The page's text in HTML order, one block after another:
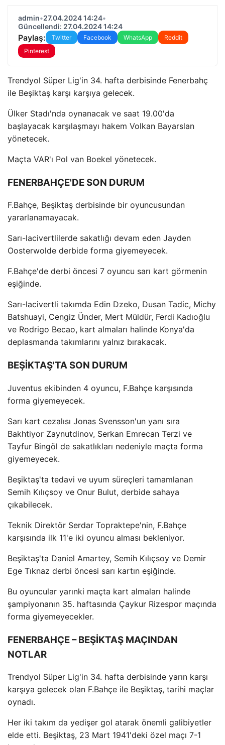
admin•27.04.2024 14:24•
Güncellendi: 27.04.2024 14:24
Paylaş: Twitter Facebook WhatsApp
Reddit
Pinterest
Trendyol Süper Lig'in 34. hafta derbisinde Fenerbahç
ile Beşiktaş karşı karşıya gelecek.
Ülker Stadı'nda oynanacak ve saat 19.00'da
başlayacak karşılaşmayı hakem Volkan Bayarslan
yönetecek.
Maçta VAR'ı Pol van Boekel yönetecek.
FENERBAHÇE'DE SON DURUM
F.Bahçe, Beşiktaş derbisinde bir oyuncusundan
yararlanamayacak.
Sarı-lacivertlilerde sakatlığı devam eden Jayden
Oosterwolde derbide forma giyemeyecek.
F.Bahçe'de derbi öncesi 7 oyuncu sarı kart görmenin
eşiğinde.
Sarı-lacivertli takımda Edin Dzeko, Dusan Tadic, Michy
Batshuayi, Cengiz Ünder, Mert Müldür, Ferdi Kadıoğlu
ve Rodrigo Becao, kart almaları halinde Konya'da
deplasmanda takımlarını yalnız bırakacak.
BEŞİKTAŞ'TA SON DURUM
Juventus ekibinden 4 oyuncu, F.Bahçe karşısında
forma giyemeyecek.
Sarı kart cezalısı Jonas Svensson'un yanı sıra
Bakhtiyor Zaynutdinov, Serkan Emrecan Terzi ve
Tayfur Bingöl de sakatlıkları nedeniyle maçta forma
giyemeyecek.
Beşiktaş'ta tedavi ve uyum süreçleri tamamlanan
Semih Kılıçsoy ve Onur Bulut, derbide sahaya
çıkabilecek.
Teknik Direktör Serdar Topraktepe'nin, F.Bahçe
karşısında ilk 11'e iki oyuncu alması bekleniyor.
Beşiktaş'ta Daniel Amartey, Semih Kılıçsoy ve Demir
Ege Tıknaz derbi öncesi sarı kartın eşiğinde.
Bu oyuncular yarınki maçta kart almaları halinde
şampiyonanın 35. haftasında Çaykur Rizespor maçında
forma giyemeyecekler.
FENERBAHÇE – BEŞİKTAŞ MAÇINDAN
NOTLAR
Trendyol Süper Lig'in 34. hafta derbisinde yarın karşı
karşıya gelecek olan F.Bahçe ile Beşiktaş, tarihi maçlar
oynadı.
Her iki takım da yedişer gol atarak önemli galibiyetler
elde etti. Beşiktaş, 23 Mart 1941'deki özel maçı 7-1